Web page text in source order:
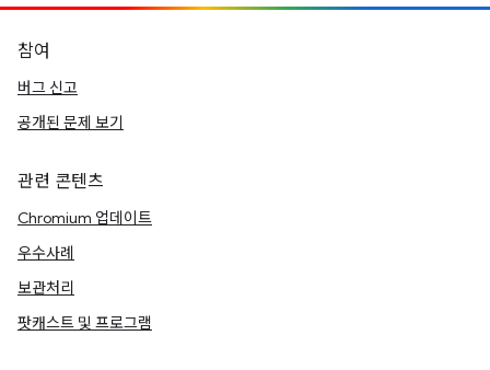
참여
버그 신고
공개된 문제 보기
관련 콘텐츠
Chromium 업데이트
우수사례
보관처리
팟캐스트 및 프로그램